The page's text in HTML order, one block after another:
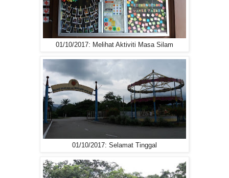
01/10/2017: Melihat Aktiviti Masa Silam
01/10/2017: Selamat Tinggal